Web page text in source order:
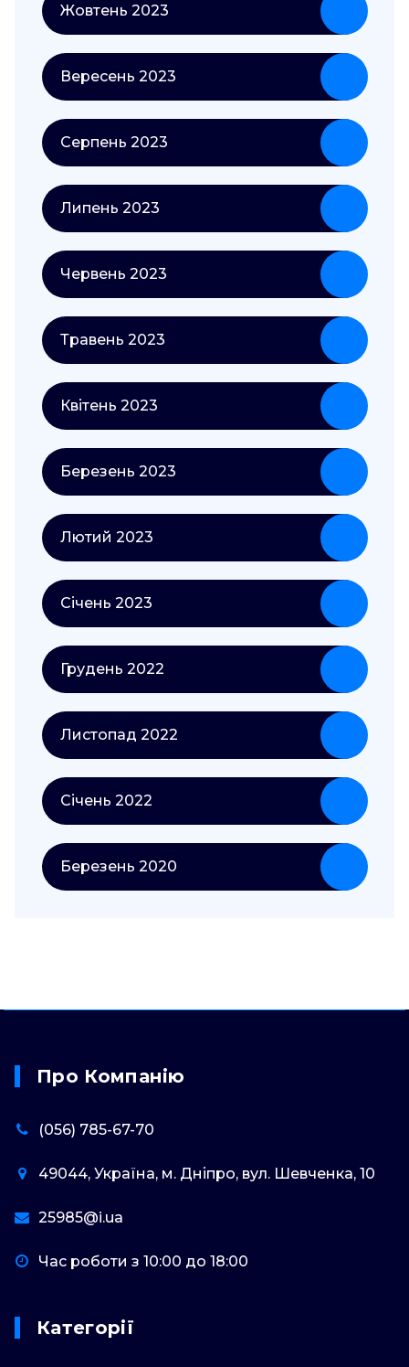
Жовтень 2023
Вересень 2023
Серпень 2023
Липень 2023
Червень 2023
Травень 2023
Квітень 2023
Березень 2023
Лютий 2023
Січень 2023
Грудень 2022
Листопад 2022
Січень 2022
Березень 2020
Про Компанію
(056) 785-67-70
49044, Україна, м. Дніпро, вул. Шевченка, 10
25985@i.ua
Час роботи з 10:00 до 18:00
Категорії